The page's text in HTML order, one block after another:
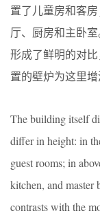
置了儿童房和客
厅、厨房和主卧
形成了鲜明的对
置的壁炉为这里增
The building itself
differ in height: in
guest rooms; in
kitchen, and master
contrasts with the